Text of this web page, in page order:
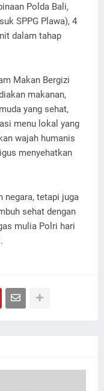
Polda Bali,
SPPG Plawa), 4
dalam tahap
Makan Bergizi
makanan,
yang sehat,
menu lokal yang
wajah humanis
menyehatkan
negara, tetapi juga
sehat dengan
mulia Polri hari